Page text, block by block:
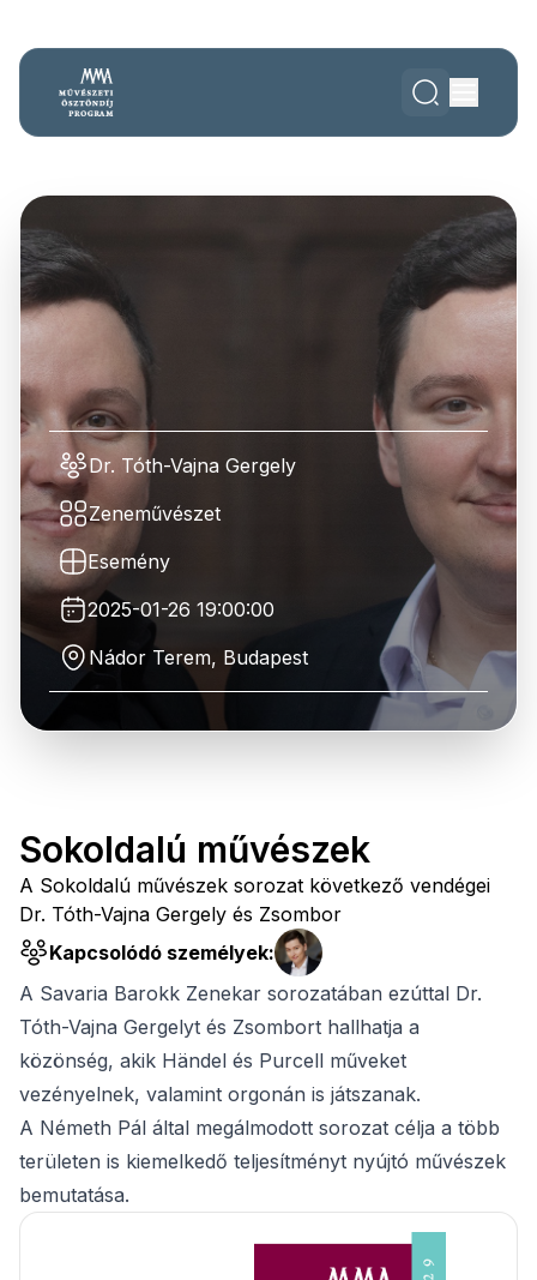
Dr. Tóth-Vajna Gergely
Zeneművészet
Esemény
2025-01-26 19:00:00
Nádor Terem, Budapest
Sokoldalú művészek
A Sokoldalú művészek sorozat következő vendégei
Dr. Tóth-Vajna Gergely és Zsombor
Kapcsolódó személyek:
A Savaria Barokk Zenekar sorozatában ezúttal Dr.
Tóth-Vajna Gergelyt és Zsombort hallhatja a
közönség, akik Händel és Purcell műveket
vezényelnek, valamint orgonán is játszanak.
A Németh Pál által megálmodott sorozat célja a több
területen is kiemelkedő teljesítményt nyújtó művészek
bemutatása.